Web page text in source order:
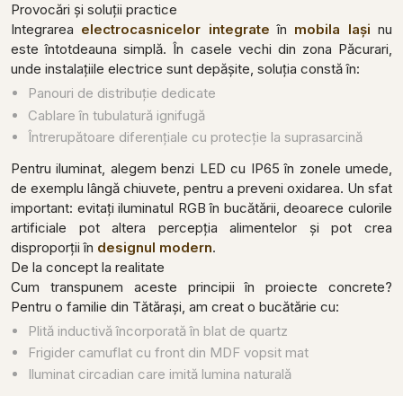
Provocări și soluții practice
Integrarea electrocasnicelor integrate în mobila Iași nu
este întotdeauna simplă. În casele vechi din zona Păcurari,
unde instalațiile electrice sunt depășite, soluția constă în:
Panouri de distribuție dedicate
Cablare în tubulatură ignifugă
Întrerupătoare diferențiale cu protecție la suprasarcină
Pentru iluminat, alegem benzi LED cu IP65 în zonele umede,
de exemplu lângă chiuvete, pentru a preveni oxidarea. Un sfat
important: evitați iluminatul RGB în bucătării, deoarece culorile
artificiale pot altera percepția alimentelor și pot crea
disproporții în designul modern.
De la concept la realitate
Cum transpunem aceste principii în proiecte concrete?
Pentru o familie din Tătărași, am creat o bucătărie cu:
Plită inductivă încorporată în blat de quartz
Frigider camuflat cu front din MDF vopsit mat
Iluminat circadian care imită lumina naturală